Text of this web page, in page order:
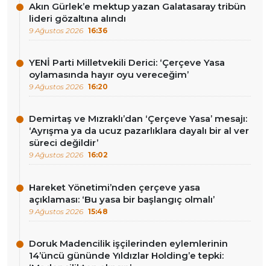
Akın Gürlek’e mektup yazan Galatasaray tribün
lideri gözaltına alındı
9 Ağustos 2026 16:36
YENİ Parti Milletvekili Derici: ‘Çerçeve Yasa
oylamasında hayır oyu vereceğim’
9 Ağustos 2026 16:20
Demirtaş ve Mızraklı’dan ‘Çerçeve Yasa’ mesajı:
‘Ayrışma ya da ucuz pazarlıklara dayalı bir al ver
süreci değildir’
9 Ağustos 2026 16:02
Hareket Yönetimi’nden çerçeve yasa
açıklaması: ‘Bu yasa bir başlangıç olmalı’
9 Ağustos 2026 15:48
Doruk Madencilik işçilerinden eylemlerinin
14’üncü gününde Yıldızlar Holding’e tepki: